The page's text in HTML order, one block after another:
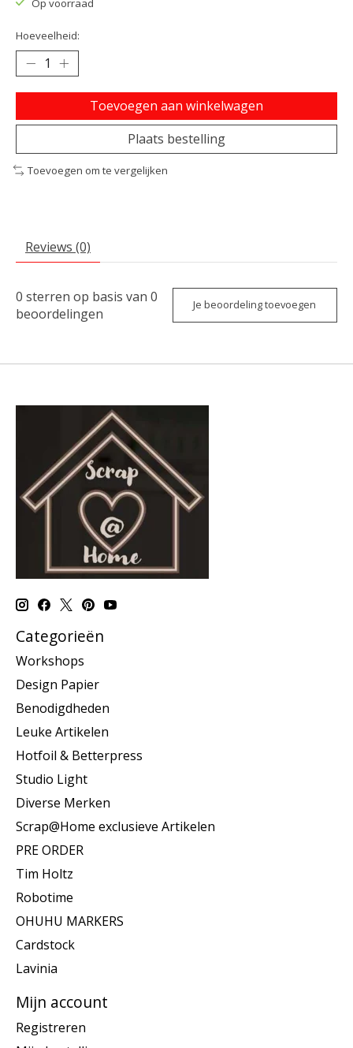
Hoeveelheid:
Toevoegen aan winkelwagen
Plaats bestelling
Toevoegen om te vergelijken
Reviews (0)
0 sterren op basis van 0
beoordelingen
Je beoordeling toevoegen
Categorieën
Workshops
Design Papier
Benodigdheden
Leuke Artikelen
Hotfoil & Betterpress
Studio Light
Diverse Merken
Scrap@Home exclusieve Artikelen
PRE ORDER
Tim Holtz
Robotime
OHUHU MARKERS
Cardstock
Lavinia
Mijn account
Registreren